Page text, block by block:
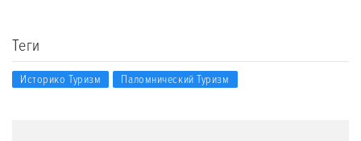
Теги
Историко Туризм Паломнический Туризм